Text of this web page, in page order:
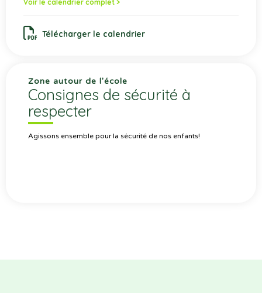
Voir le calendrier complet >
Télécharger le calendrier
Zone autour de l'école
Consignes de sécurité à
respecter
Agissons ensemble pour la sécurité de nos enfants!